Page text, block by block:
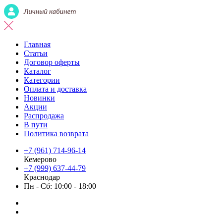
Главная
Статьи
Договор оферты
Каталог
Категории
Оплата и доставка
Новинки
Акции
Распродажа
В пути
Политика возврата
+7 (961) 714-96-14
Кемерово
+7 (999) 637-44-79
Краснодар
Пн - Сб: 10:00 - 18:00